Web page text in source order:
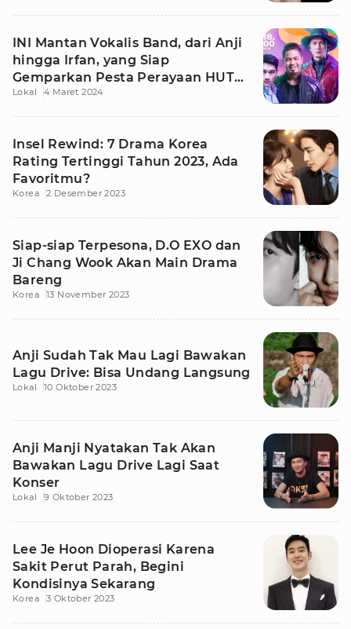
INI Mantan Vokalis Band, dari Anji
hingga Irfan, yang Siap
Gemparkan Pesta Perayaan HUT
ANTV ke-31
Lokal 4 Maret 2024
Insel Rewind: 7 Drama Korea
Rating Tertinggi Tahun 2023, Ada
Favoritmu?
Korea 2 Desember 2023
Siap-siap Terpesona, D.O EXO dan
Ji Chang Wook Akan Main Drama
Bareng
Korea 13 November 2023
Anji Sudah Tak Mau Lagi Bawakan
Lagu Drive: Bisa Undang Langsung
Lokal 10 Oktober 2023
Anji Manji Nyatakan Tak Akan
Bawakan Lagu Drive Lagi Saat
Konser
Lokal 9 Oktober 2023
Lee Je Hoon Dioperasi Karena
Sakit Perut Parah, Begini
Kondisinya Sekarang
Korea 3 Oktober 2023